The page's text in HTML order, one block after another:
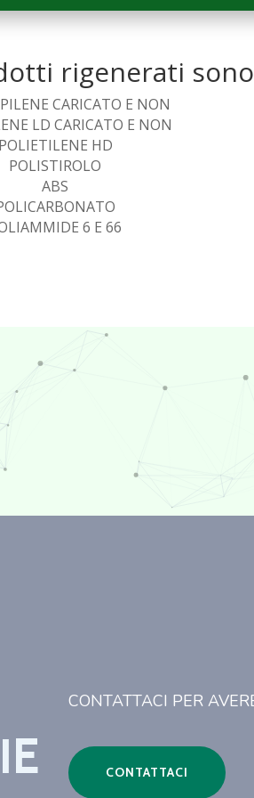
rigenerati
CARICATO E NON
LD CARICATO E NON
POLIETILENE HD
POLISTIROLO
ABS
6 E 66
CONTATTACI PER
CONTATTACI